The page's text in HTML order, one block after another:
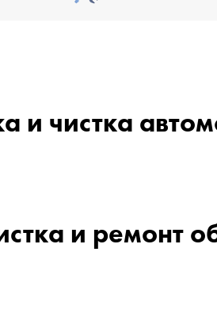
и чистка
и ремонт